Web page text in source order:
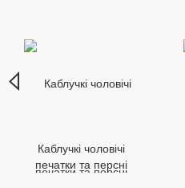
Каблучкі чоловічі
печатки та персні